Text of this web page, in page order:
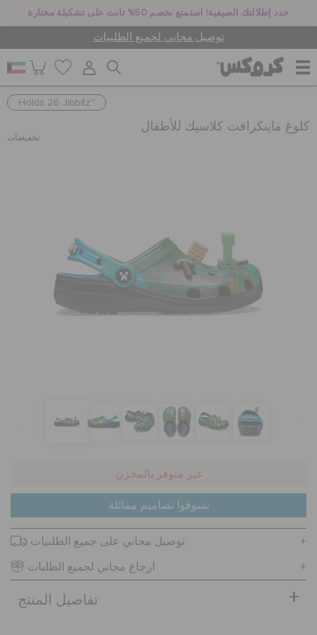
جدد إطلالتك الصيفية! استمتع بخصم 50% ثابت على تشكيلة مختارة
توصيل مجاني لجميع الطلبيات
جيبيتز تشارمز
كروكس لمكان العمل
حالة الطلبية
Holds 26 Jibbitz™
كلوغ ماينكرافت كلاسيك للأطفال
تخفيضات
غير متوفر بالمخزن
تسوقوا تصاميم ممائلة
توصيل مجاني على جميع الطلبيات.
ارجاع مجاني لجميع الطلبات
تفاصيل المنتج